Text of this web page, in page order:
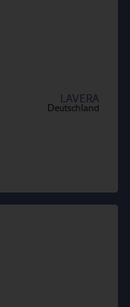
LAVERA
Deutschland